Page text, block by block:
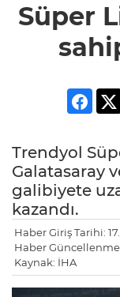
Süper
Trendyol
Galatasaray
galibiyete
kazandı.
Haber Giriş Tarihi:
Haber Güncellenme
Kaynak: İHA